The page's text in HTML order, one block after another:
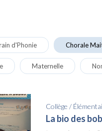
d'Phonie Chorale
Maternelle
Collège /
La bio des